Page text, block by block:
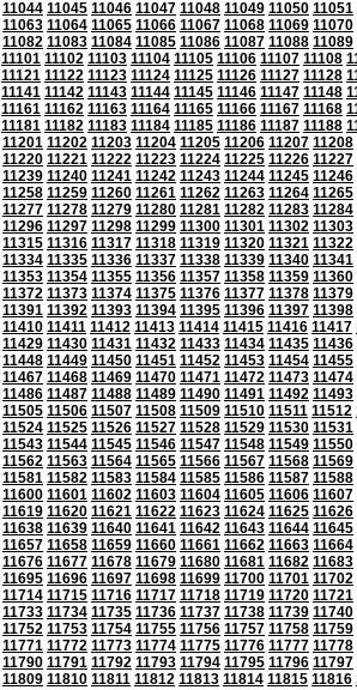
11044 11045 11046 11047 11048 11049 11050 11051
11063 11064 11065 11066 11067 11068 11069 11070
11082 11083 11084 11085 11086 11087 11088 11089
11101 11102 11103 11104 11105 11106 11107 11108
11121 11122 11123 11124 11125 11126 11127 11128
11141 11142 11143 11144 11145 11146 11147 11148
11161 11162 11163 11164 11165 11166 11167 11168
11181 11182 11183 11184 11185 11186 11187 11188
11201 11202 11203 11204 11205 11206 11207 11208
11220 11221 11222 11223 11224 11225 11226 11227
11239 11240 11241 11242 11243 11244 11245 11246
11258 11259 11260 11261 11262 11263 11264 11265
11277 11278 11279 11280 11281 11282 11283 11284
11296 11297 11298 11299 11300 11301 11302 11303
11315 11316 11317 11318 11319 11320 11321 11322
11334 11335 11336 11337 11338 11339 11340 11341
11353 11354 11355 11356 11357 11358 11359 11360
11372 11373 11374 11375 11376 11377 11378 11379
11391 11392 11393 11394 11395 11396 11397 11398
11410 11411 11412 11413 11414 11415 11416 11417
11429 11430 11431 11432 11433 11434 11435 11436
11448 11449 11450 11451 11452 11453 11454 11455
11467 11468 11469 11470 11471 11472 11473 11474
11486 11487 11488 11489 11490 11491 11492 11493
11505 11506 11507 11508 11509 11510 11511 11512
11524 11525 11526 11527 11528 11529 11530 11531
11543 11544 11545 11546 11547 11548 11549 11550
11562 11563 11564 11565 11566 11567 11568 11569
11581 11582 11583 11584 11585 11586 11587 11588
11600 11601 11602 11603 11604 11605 11606 11607
11619 11620 11621 11622 11623 11624 11625 11626
11638 11639 11640 11641 11642 11643 11644 11645
11657 11658 11659 11660 11661 11662 11663 11664
11676 11677 11678 11679 11680 11681 11682 11683
11695 11696 11697 11698 11699 11700 11701 11702
11714 11715 11716 11717 11718 11719 11720 11721
11733 11734 11735 11736 11737 11738 11739 11740
11752 11753 11754 11755 11756 11757 11758 11759
11771 11772 11773 11774 11775 11776 11777 11778
11790 11791 11792 11793 11794 11795 11796 11797
11809 11810 11811 11812 11813 11814 11815 11816